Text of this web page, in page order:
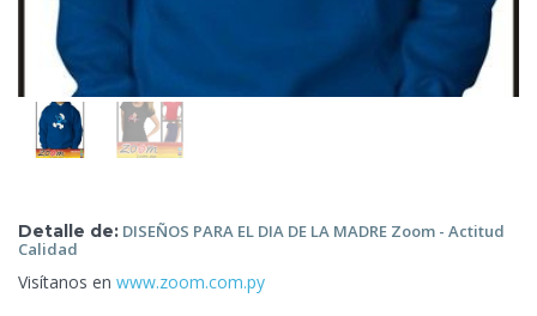
Detalle de: DISEÑOS PARA EL DIA DE LA MADRE Zoom - Actitud
Calidad
Visítanos en www.zoom.com.py